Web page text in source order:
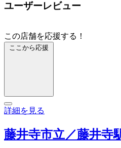
ユーザーレビュー
この店舗を応援する！
ここから応援
詳細を見る
藤井寺市立／藤井寺